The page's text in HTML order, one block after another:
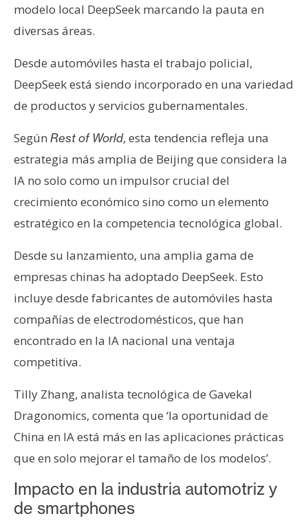
s
i
N
t
s
d
e
P
e
n
a
T
e
m
s
e
c
modelo local DeepSeek marcando la pauta en
diversas áreas.
Desde automóviles hasta el trabajo policial,
DeepSeek está siendo incorporado en una variedad
de productos y servicios gubernamentales.
Según Rest of World, esta tendencia refleja una
estrategia más amplia de Beijing que considera la
IA no solo como un impulsor crucial del
crecimiento económico sino como un elemento
estratégico en la competencia tecnológica global.
Desde su lanzamiento, una amplia gama de
empresas chinas ha adoptado DeepSeek. Esto
incluye desde fabricantes de automóviles hasta
compañías de electrodomésticos, que han
encontrado en la IA nacional una ventaja
competitiva.
Tilly Zhang, analista tecnológica de Gavekal
Dragonomics, comenta que ‘la oportunidad de
China en IA está más en las aplicaciones prácticas
que en solo mejorar el tamaño de los modelos’.
Impacto en la industria automotriz y
de smartphones